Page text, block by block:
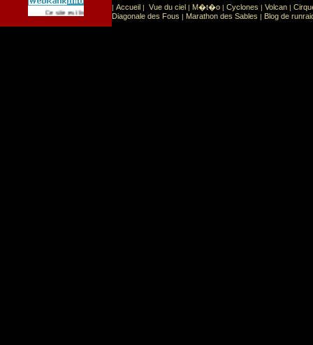
Ce site est list� dans la cat�gorie Sport: Sports extr�mes
| Accueil | Vue du ciel | M�t�o | Cyclones | Volcan |
Diagonale des Fous | Marathon des Sables | Blog de